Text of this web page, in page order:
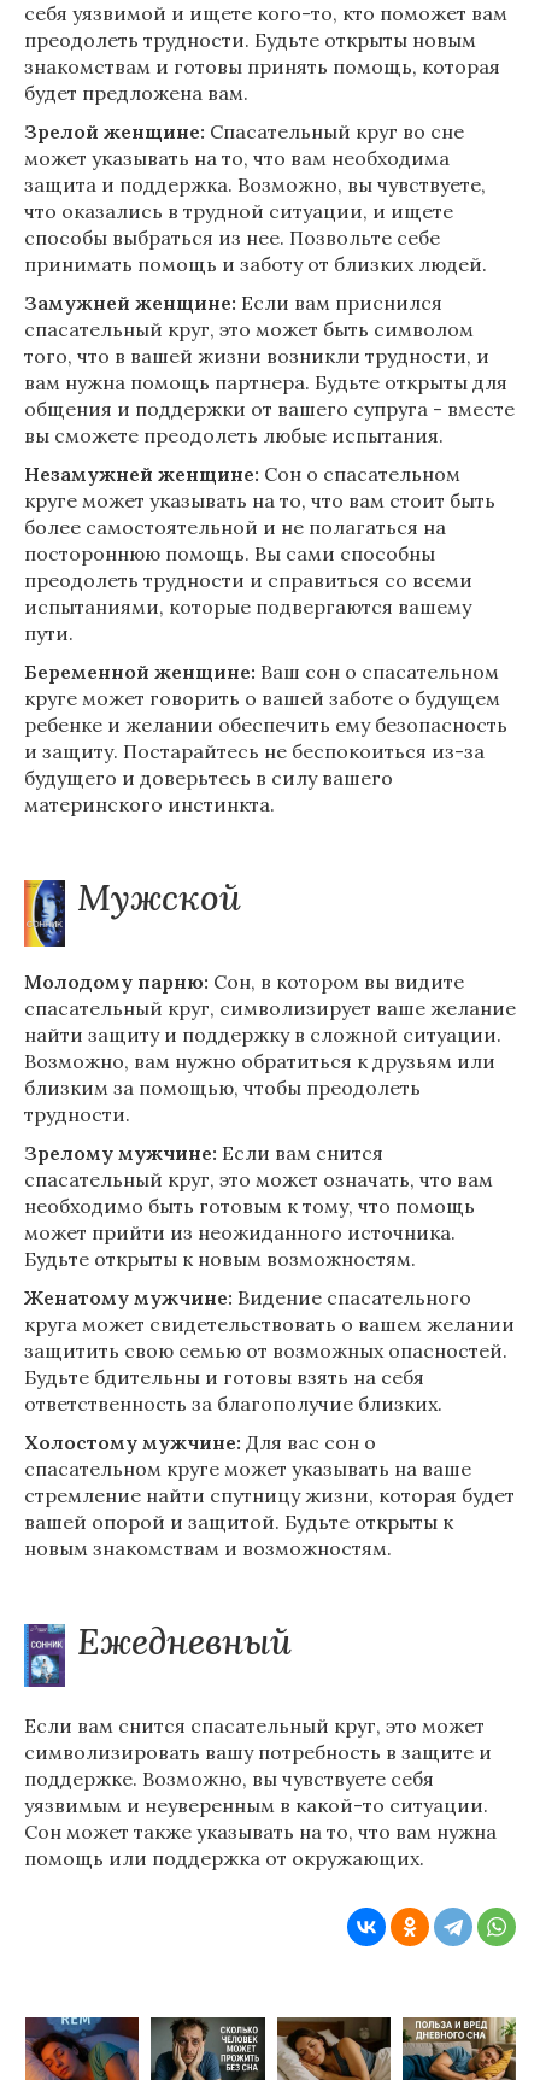
себя уязвимой и ищете кого-то, кто поможет вам
преодолеть трудности. Будьте открыты новым
знакомствам и готовы принять помощь, которая
будет предложена вам.
Зрелой женщине: Спасательный круг во сне
может указывать на то, что вам необходима
защита и поддержка. Возможно, вы чувствуете,
что оказались в трудной ситуации, и ищете
способы выбраться из нее. Позвольте себе
принимать помощь и заботу от близких людей.
Замужней женщине: Если вам приснился
спасательный круг, это может быть символом
того, что в вашей жизни возникли трудности, и
вам нужна помощь партнера. Будьте открыты для
общения и поддержки от вашего супруга - вместе
вы сможете преодолеть любые испытания.
Незамужней женщине: Сон о спасательном
круге может указывать на то, что вам стоит быть
более самостоятельной и не полагаться на
постороннюю помощь. Вы сами способны
преодолеть трудности и справиться со всеми
испытаниями, которые подвергаются вашему
пути.
Беременной женщине: Ваш сон о спасательном
круге может говорить о вашей заботе о будущем
ребенке и желании обеспечить ему безопасность
и защиту. Постарайтесь не беспокоиться из-за
будущего и доверьтесь в силу вашего
материнского инстинкта.
Мужской
Молодому парню: Сон, в котором вы видите
спасательный круг, символизирует ваше желание
найти защиту и поддержку в сложной ситуации.
Возможно, вам нужно обратиться к друзьям или
близким за помощью, чтобы преодолеть
трудности.
Зрелому мужчине: Если вам снится
спасательный круг, это может означать, что вам
необходимо быть готовым к тому, что помощь
может прийти из неожиданного источника.
Будьте открыты к новым возможностям.
Женатому мужчине: Видение спасательного
круга может свидетельствовать о вашем желании
защитить свою семью от возможных опасностей.
Будьте бдительны и готовы взять на себя
ответственность за благополучие близких.
Холостому мужчине: Для вас сон о
спасательном круге может указывать на ваше
стремление найти спутницу жизни, которая будет
вашей опорой и защитой. Будьте открыты к
новым знакомствам и возможностям.
Ежедневный
Если вам снится спасательный круг, это может
символизировать вашу потребность в защите и
поддержке. Возможно, вы чувствуете себя
уязвимым и неуверенным в какой-то ситуации.
Сон может также указывать на то, что вам нужна
помощь или поддержка от окружающих.